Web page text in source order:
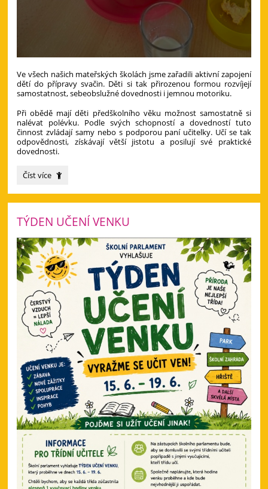
Ve všech našich mateřských školách jsme zařadili aktivní zapojení
dětí do přípravy svačin. Děti si tak přirozenou formou rozvíjejí
samostatnost, sebeobslužné dovednosti i jemnou motoriku.
Při obědě mají děti předškolního věku možnost samostatně si
nalévat polévku. Podle svých schopností a dovedností tuto
činnost zvládají samy nebo s podporou paní učitelky. Učí se tak
odpovědnosti, získávají větší jistotu a posilují své praktické
dovednosti.
Podporujeme
dětí
stolování:
Číst více
TÝDEN UČENÍ VENKU